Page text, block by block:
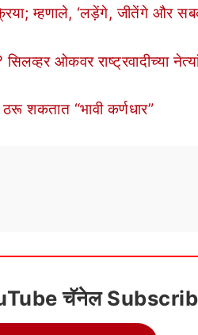
म्हणाले, ‘लड़ेंगे, जीतेंगे और
सिलव्हर ओकवर राष्ट्रवादीच्या
शकतात “भावी कर्णधार”
चॅनेल